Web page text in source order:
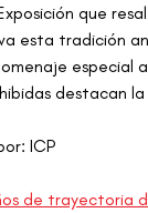
que
esta tradición
especial
destacan
ICP
de trayectoria